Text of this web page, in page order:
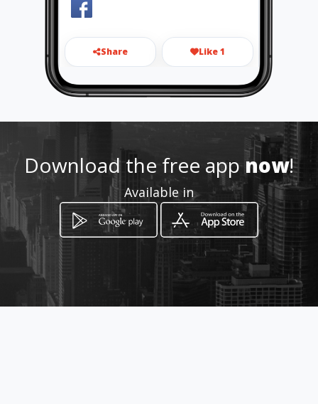
Share Like 1
info@bee-athome.gr
http://www.bee-
realestate.gr/
Location
Download the free appnow!
Available in